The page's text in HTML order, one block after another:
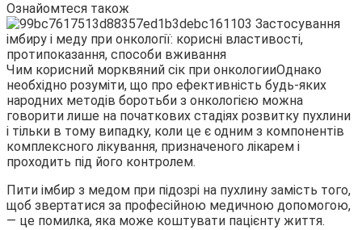
Ознайомтеся також
Чим корисний морквяний сік при онкологииОднако
необхідно розуміти, що про ефективність будь-яких
народних методів боротьби з онкологією можна
говорити лише на початкових стадіях розвитку пухлини
і тільки в тому випадку, коли це є одним з компонентів
комплексного лікування, призначеного лікарем і
проходить під його контролем.
Пити імбир з медом при підозрі на пухлину замість того,
щоб звертатися за професійною медичною допомогою,
— це помилка, яка може коштувати пацієнту життя.